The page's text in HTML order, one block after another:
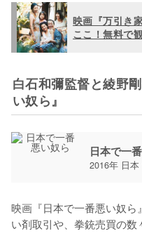
映画『万引き
ここ！無料で
白石和彌監督と綾野
い奴ら』
日本で一
2016年 日本
映画『日本で一番悪い奴
い剤取引や、拳銃売買の数